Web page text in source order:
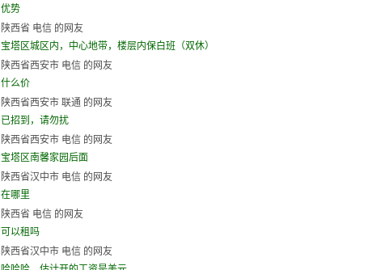
优势
陕西省 电信 的网友
宝塔区城区内，中心地带，楼层内保白班（双休）
陕西省西安市 电信 的网友
什么价
陕西省西安市 联通 的网友
已招到，请勿扰
陕西省西安市 电信 的网友
宝塔区南馨家园后面
陕西省汉中市 电信 的网友
在哪里
陕西省 电信 的网友
可以租吗
陕西省汉中市 电信 的网友